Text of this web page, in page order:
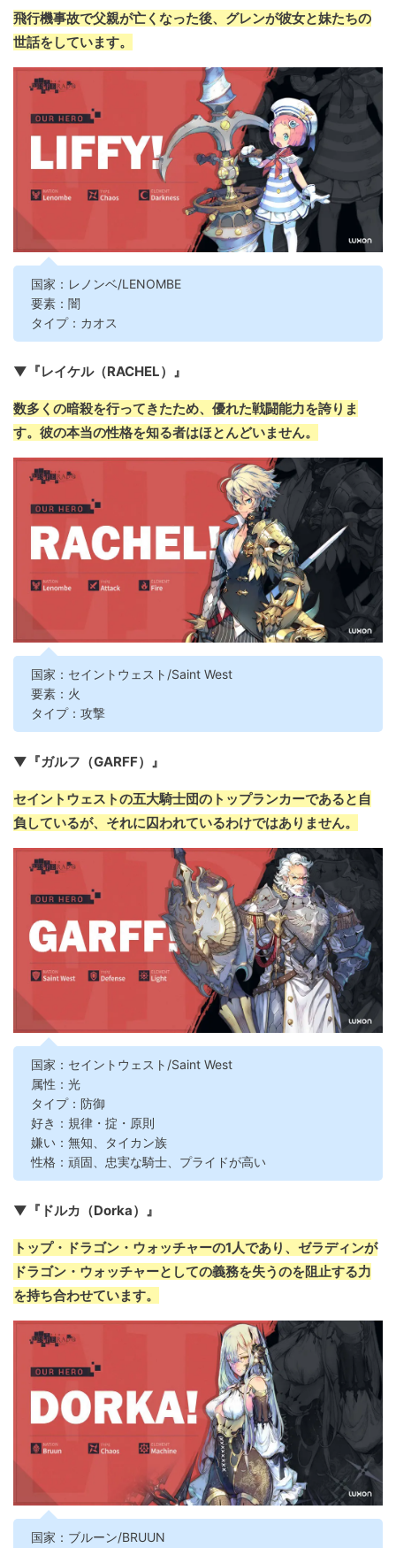
飛行機事故で父親が亡くなった後、グレンが彼女と妹たちの
世話をしています。
国家：レノンベ/LENOMBE
要素：闇
タイプ：カオス
▼『レイケル（RACHEL）』
数多くの暗殺を行ってきたため、優れた戦闘能力を誇りま
す。彼の本当の性格を知る者はほとんどいません。
国家：セイントウェスト/Saint West
要素：火
タイプ：攻撃
▼『ガルフ（GARFF）』
セイントウェストの五大騎士団のトップランカーであると自
負しているが、それに囚われているわけではありません。
国家：セイントウェスト/Saint West
属性：光
タイプ：防御
好き：規律・掟・原則
嫌い：無知、タイカン族
性格：頑固、忠実な騎士、プライドが高い
▼『ドルカ（Dorka）』
トップ・ドラゴン・ウォッチャーの1人であり、ゼラディンが
ドラゴン・ウォッチャーとしての義務を失うのを阻止する力
を持ち合わせています。
国家：ブルーン/BRUUN